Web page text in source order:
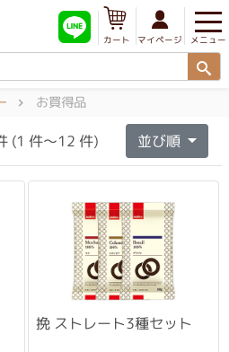
メニュー
マイページ
カート
お買得品
(1 件～12 件) 並び順
挽 ストレート3種セット